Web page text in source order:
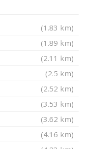
(1.83 km)
(1.89 km)
(2.11 km)
(2.5 km)
(2.52 km)
(3.53 km)
(3.62 km)
(4.16 km)